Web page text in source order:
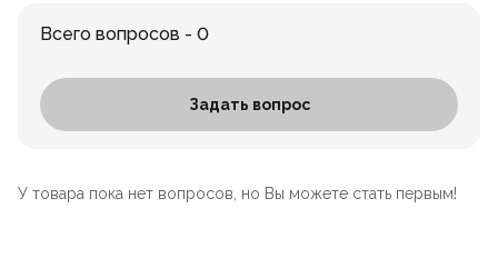
Всего вопросов - 0
Задать вопрос
У товара пока нет вопросов, но Вы можете стать первым!